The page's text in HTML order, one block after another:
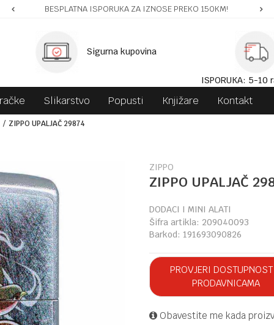
BESPLATNA ISPORUKA ZA IZNOSE PREKO 150KM!
Sigurna kupovina
ISPORUKA: 5-10
Slikarstvo Popusti Knjižare Kontakt
ZIPPO UPALJAČ 29874
ZIPPO
ZIPPO UPALJAČ
DODACI I MINI ALATI
Šifra artikla: 209040093
Barkod: 191693090826
PROVJERI
PRODAVNICAMA
Obavestite me kada